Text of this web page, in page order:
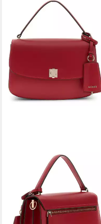
Umhängetasche Convertible
Xbody Flap
135,00 €
lieferbar - in 2-3 Werktagen bei dir